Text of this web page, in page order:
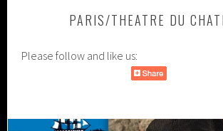
PARIS/THEATRE DU
Please follow and like us: